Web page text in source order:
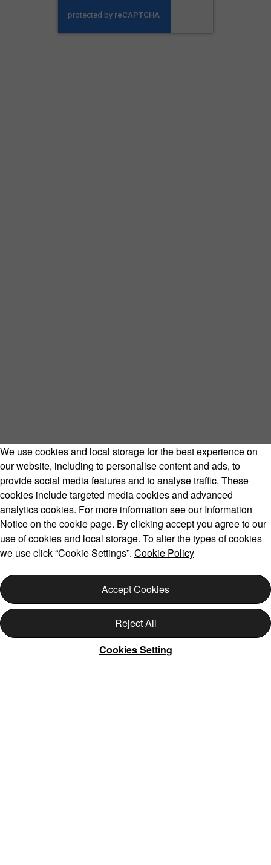
We use cookies and local storage for the best experience on
our website, including to personalise content and ads, to
provide social media features and to analyse traffic. These
cookies include targeted media cookies and advanced
analytics cookies. For more information see our Information
Notice on the cookie page. By clicking accept you agree to our
use of cookies and local storage. To alter the types of cookies
we use click “Cookie Settings”. Cookie Policy
Accept Cookies
Reject All
Cookies Setting